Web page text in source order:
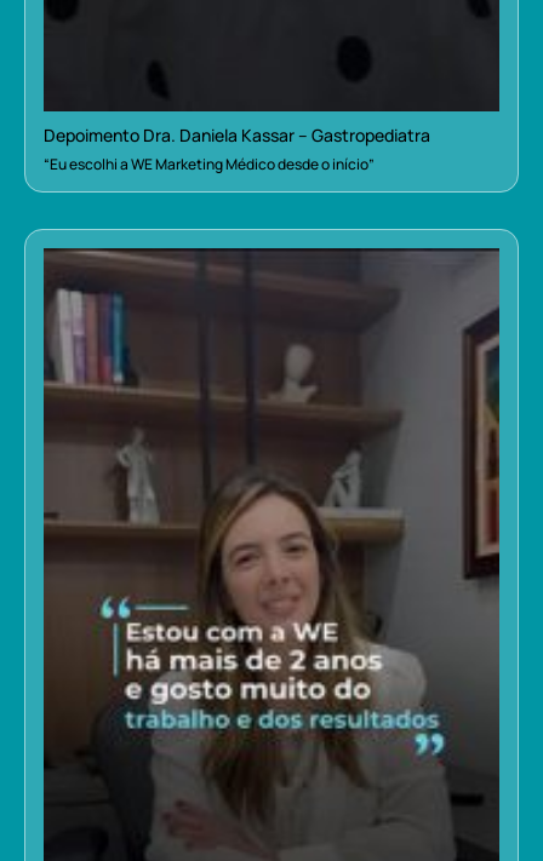
Depoimento Dra. Daniela Kassar – Gastropediatra
“Eu escolhi a WE Marketing Médico desde o início”